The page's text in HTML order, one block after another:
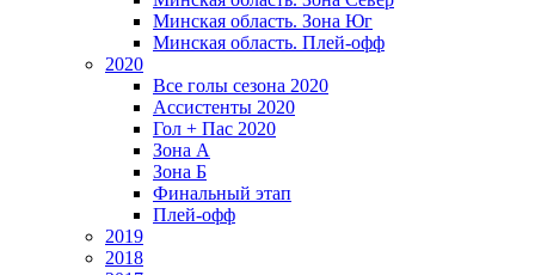
Минская область. Зона Юг
Минская область. Плей-офф
2020
Все голы сезона 2020
Ассистенты 2020
Гол + Пас 2020
Зона А
Зона Б
Финальный этап
Плей-офф
2019
2018